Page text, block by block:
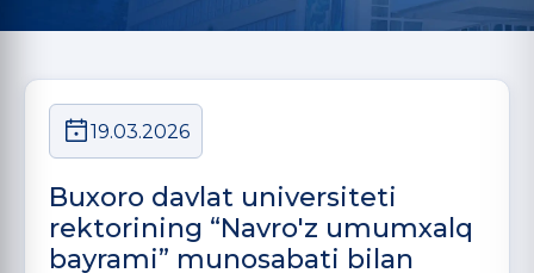
19.03.2026
Buxoro davlat universiteti
rektorining “Navro'z umumxalq
bayrami” munosabati bilan